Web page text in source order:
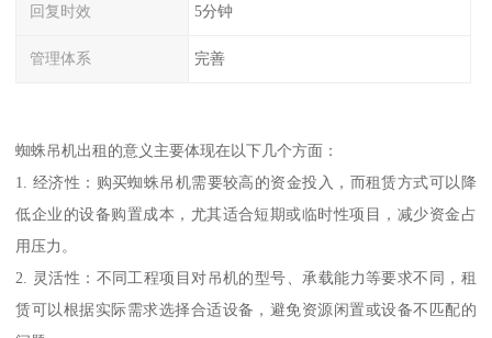
回复时效 5分钟
管理体系 完善
蜘蛛吊机出租的意义主要体现在以下几个方面：
1. 经济性：购买蜘蛛吊机需要较高的资金投入，而租赁方式可以降
低企业的设备购置成本，尤其适合短期或临时性项目，减少资金占
用压力。
2. 灵活性：不同工程项目对吊机的型号、承载能力等要求不同，租
赁可以根据实际需求选择合适设备，避免资源闲置或设备不匹配的